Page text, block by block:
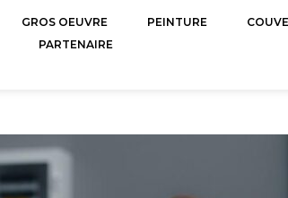
GROS OEUVRE PEINTURE
PARTENAIRE